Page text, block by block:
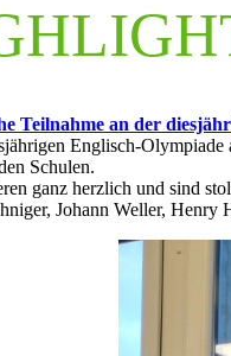
Teilnahme an der
Englisch-Olympiade
Schulen.
ganz herzlich und sind
Johann Weller, Henry